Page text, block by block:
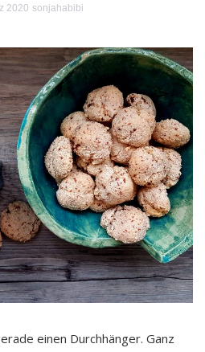
2020 sonjahabibi
einen Durchhänger. Ganz